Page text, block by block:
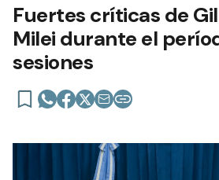
Fuertes críticas de
Milei durante el
sesiones